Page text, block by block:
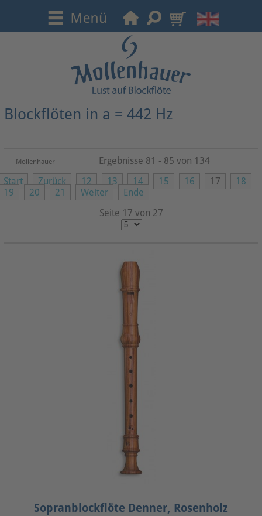
Blockflöten in a = 442 Hz
Mollenhauer
Start Zurück 12 13 14 15 16 17
18
19
20 21 Weiter
Ende
Seite 17 von 27
Ergebnisse 81 - 85 von 134
Sopranblockflöte Denner, Rosenholz